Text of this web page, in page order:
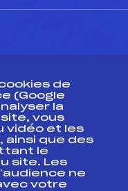
de
(Google
la
vous
vidéo et les
ainsi que des
le
site. Les
ne
votre